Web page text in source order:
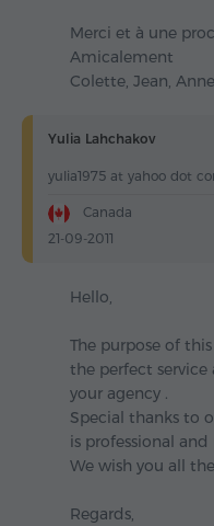
Merci et à une
Amicalement
Colette, Jean,
Yulia Lahchakov
yulia1975 at yahoo dot
Canada
21-09-2011
Hello,
The purpose of
the perfect
your agency .
Special thanks to
is professional
We wish you all
Regards,